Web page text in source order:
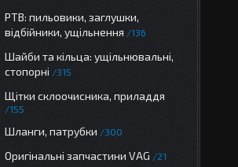
РТВ: пильовики, заглушки,
відбійники, ущільнення
136
Шайби та кільца: ущільнювальні,
стопорні
315
Щітки склоочисника, приладдя
155
Шланги, патрубки 300
Оригінальні запчастини VAG 21